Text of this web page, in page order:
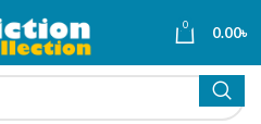
0 0.00৳